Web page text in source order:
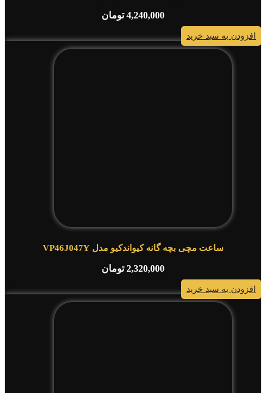
4,240,000 تومان
افزودن به سبد خرید
ساعت مچی بچه گانه کیواندکیو مدل VP46J047Y
2,320,000 تومان
افزودن به سبد خرید